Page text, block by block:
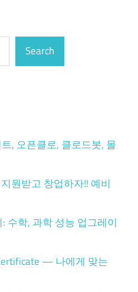
Search
, 오픈클로, 클로드봇, 몰
원받고 창업하자!! 예비
수학, 과학 성능 업그레이
— 나에게 맞는